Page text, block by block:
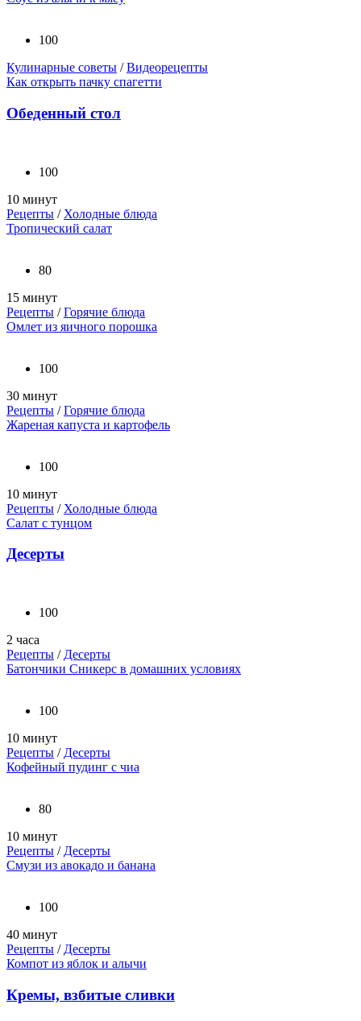
100
Кулинарные советы /Видеорецепты
Как открыть пачку спагетти
Обеденный стол
100
10 минут
Рецепты / Холодные блюда
Тропический салат
80
15 минут
Рецепты /Горячие блюда
Омлет из яичного порошка
100
30 минут
Рецепты /Горячие блюда
Жареная капуста и картофель
100
10 минут
Рецепты / Холодные блюда
Салат с тунцом
Десерты
100
2 часа
Рецепты / Десерты
Батончики Сникерс в домашних условиях
100
10 минут
Рецепты / Десерты
Кофейный пудинг с чиа
80
10 минут
Рецепты / Десерты
Смузи из авокадо и банана
100
40 минут
Рецепты / Десерты
Компот из яблок и алычи
Кремы, взбитые сливки